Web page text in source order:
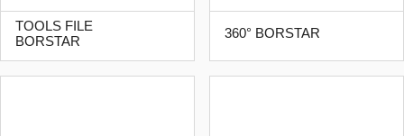
TOOLS FILE
BORSTAR
360° BORSTAR